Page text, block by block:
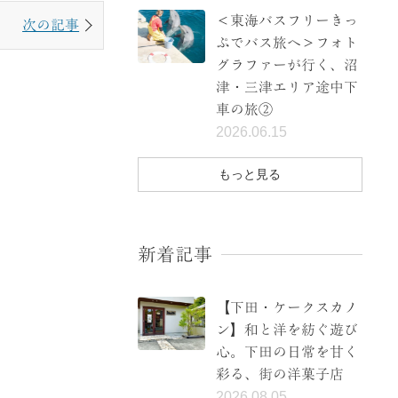
次の記事
＜東海バスフリーきっ
ぷでバス旅へ＞フォト
グラファーが行く、沼
津・三津エリア途中下
車の旅②
2026.06.15
もっと見る
新着記事
【下田・ケークスカノ
ン】和と洋を紡ぐ遊び
心。下田の日常を甘く
彩る、街の洋菓子店